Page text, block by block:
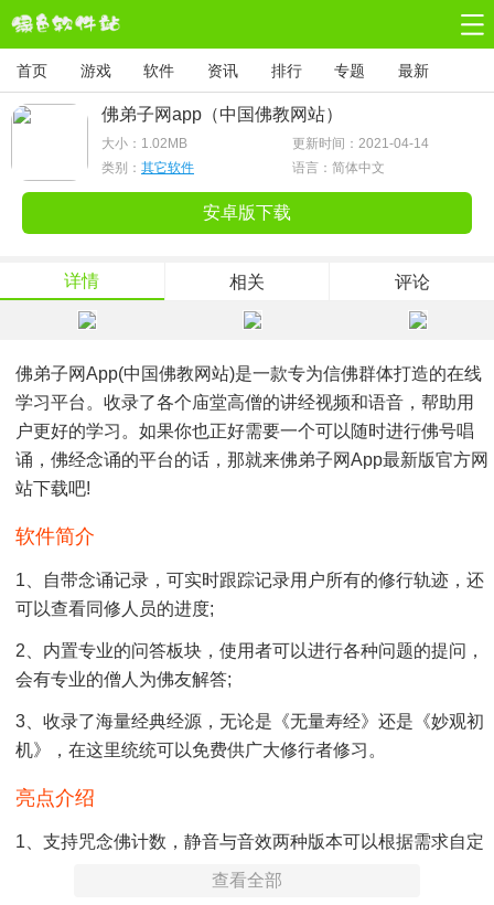
首页 游戏 软件 资讯 排行 专题 最新
佛弟子网app（中国佛教网站）
大小： 1.02MB
更新时间：2021-04-14
类别： 其它软件 语言：简体中文
安卓版下载
详情 相关 评论
佛弟子网app(中国佛教网站)是一款专为信佛群体打造的在线
学习平台。收录了各个庙堂高僧的讲经视频和语音，帮助用
户更好的学习。如果你也正好需要一个可以随时进行佛号唱
诵，佛经念诵的平台的话，那就来佛弟子网app最新版官方网
站下载吧!
软件简介
1、自带念诵记录，可实时跟踪记录用户所有的修行轨迹，还
可以查看同修人员的进度;
2、内置专业的问答板块，使用者可以进行各种问题的提问，
会有专业的僧人为佛友解答;
3、收录了海量经典经源，无论是《无量寿经》还是《妙观初
机》，在这里统统可以免费供广大修行者修习。
亮点介绍
1、支持咒念佛计数，静音与音效两种版本可以根据需求自定
查看全部